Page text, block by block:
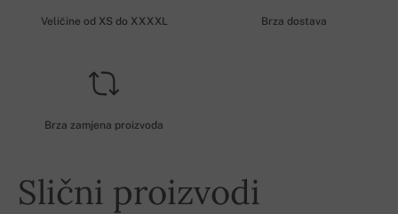
Veličine od XS do XXXXL Brza dostava
Brza zamjena proizvoda
Slični proizvodi